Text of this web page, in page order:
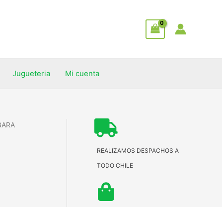
Jugueteria Mi cuenta
REALIZAMOS DESPACHOS A
TODO CHILE